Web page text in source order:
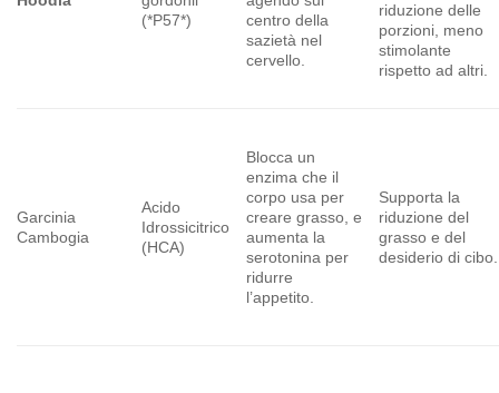
(*P57*)
centro della
sazietà nel
cervello.
riduzione delle
porzioni, meno
stimolante
rispetto ad altri.
Garcinia
Cambogia
Acido
Idrossicitrico
(HCA)
Blocca un
enzima che il
corpo usa per
creare grasso, e
aumenta la
serotonina per
ridurre
l’appetito.
Supporta la
riduzione del
grasso e del
desiderio di cibo.